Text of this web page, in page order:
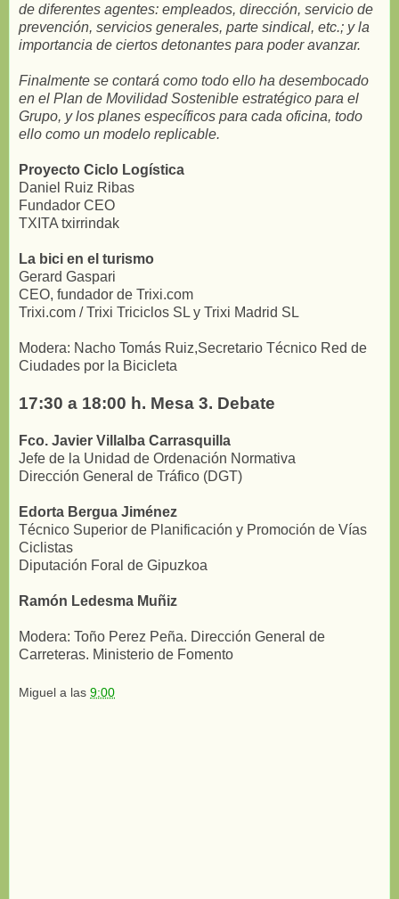
de diferentes agentes: empleados, dirección, servicio de
prevención, servicios generales, parte sindical, etc.; y la
importancia de ciertos detonantes para poder avanzar.
Finalmente se contará como todo ello ha desembocado
en el Plan de Movilidad Sostenible estratégico para el
Grupo, y los planes específicos para cada oficina, todo
ello como un modelo replicable.
Proyecto Ciclo Logística
Daniel Ruiz Ribas
Fundador CEO
TXITA txirrindak
La bici en el turismo
Gerard Gaspari
CEO, fundador de Trixi.com
Trixi.com / Trixi Triciclos SL y Trixi Madrid SL
Modera: Nacho Tomás Ruiz,Secretario Técnico Red de
Ciudades por la Bicicleta
17:30 a 18:00 h. Mesa 3. Debate
Fco. Javier Villalba Carrasquilla
Jefe de la Unidad de Ordenación Normativa
Dirección General de Tráfico (DGT)
Edorta Bergua Jiménez
Técnico Superior de Planificación y Promoción de Vías
Ciclistas
Diputación Foral de Gipuzkoa
Ramón Ledesma Muñiz
Modera: Toño Perez Peña. Dirección General de
Carreteras. Ministerio de Fomento
Miguel a las 9:00